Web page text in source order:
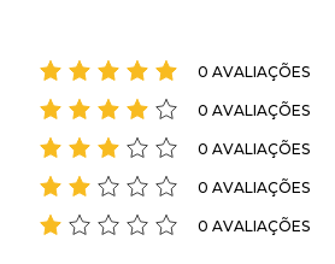
0 AVALIAÇÕES
0 AVALIAÇÕES
0 AVALIAÇÕES
0 AVALIAÇÕES
0 AVALIAÇÕES